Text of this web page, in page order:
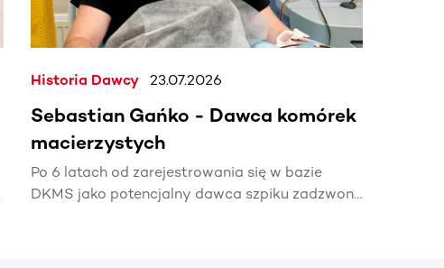
Historia Dawcy 23.07.2026
Sebastian Gańko - Dawca komórek
macierzystych
Po 6 latach od zarejestrowania się w bazie
DKMS jako potencjalny dawca szpiku zadzwonił